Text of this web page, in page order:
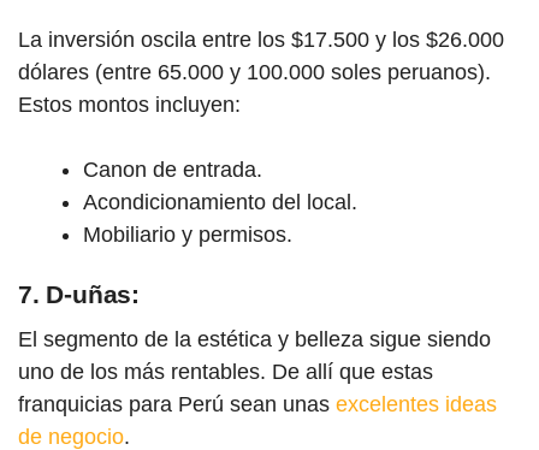
La inversión oscila entre los $17.500 y los $26.000
dólares (entre 65.000 y 100.000 soles peruanos).
Estos montos incluyen:
Canon de entrada.
Acondicionamiento del local.
Mobiliario y permisos.
7. D-uñas:
El segmento de la estética y belleza sigue siendo
uno de los más rentables. De allí que estas
franquicias para Perú sean unas excelentes ideas
de negocio.